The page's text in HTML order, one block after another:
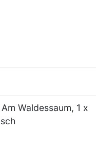
Waldessaum, 1 x